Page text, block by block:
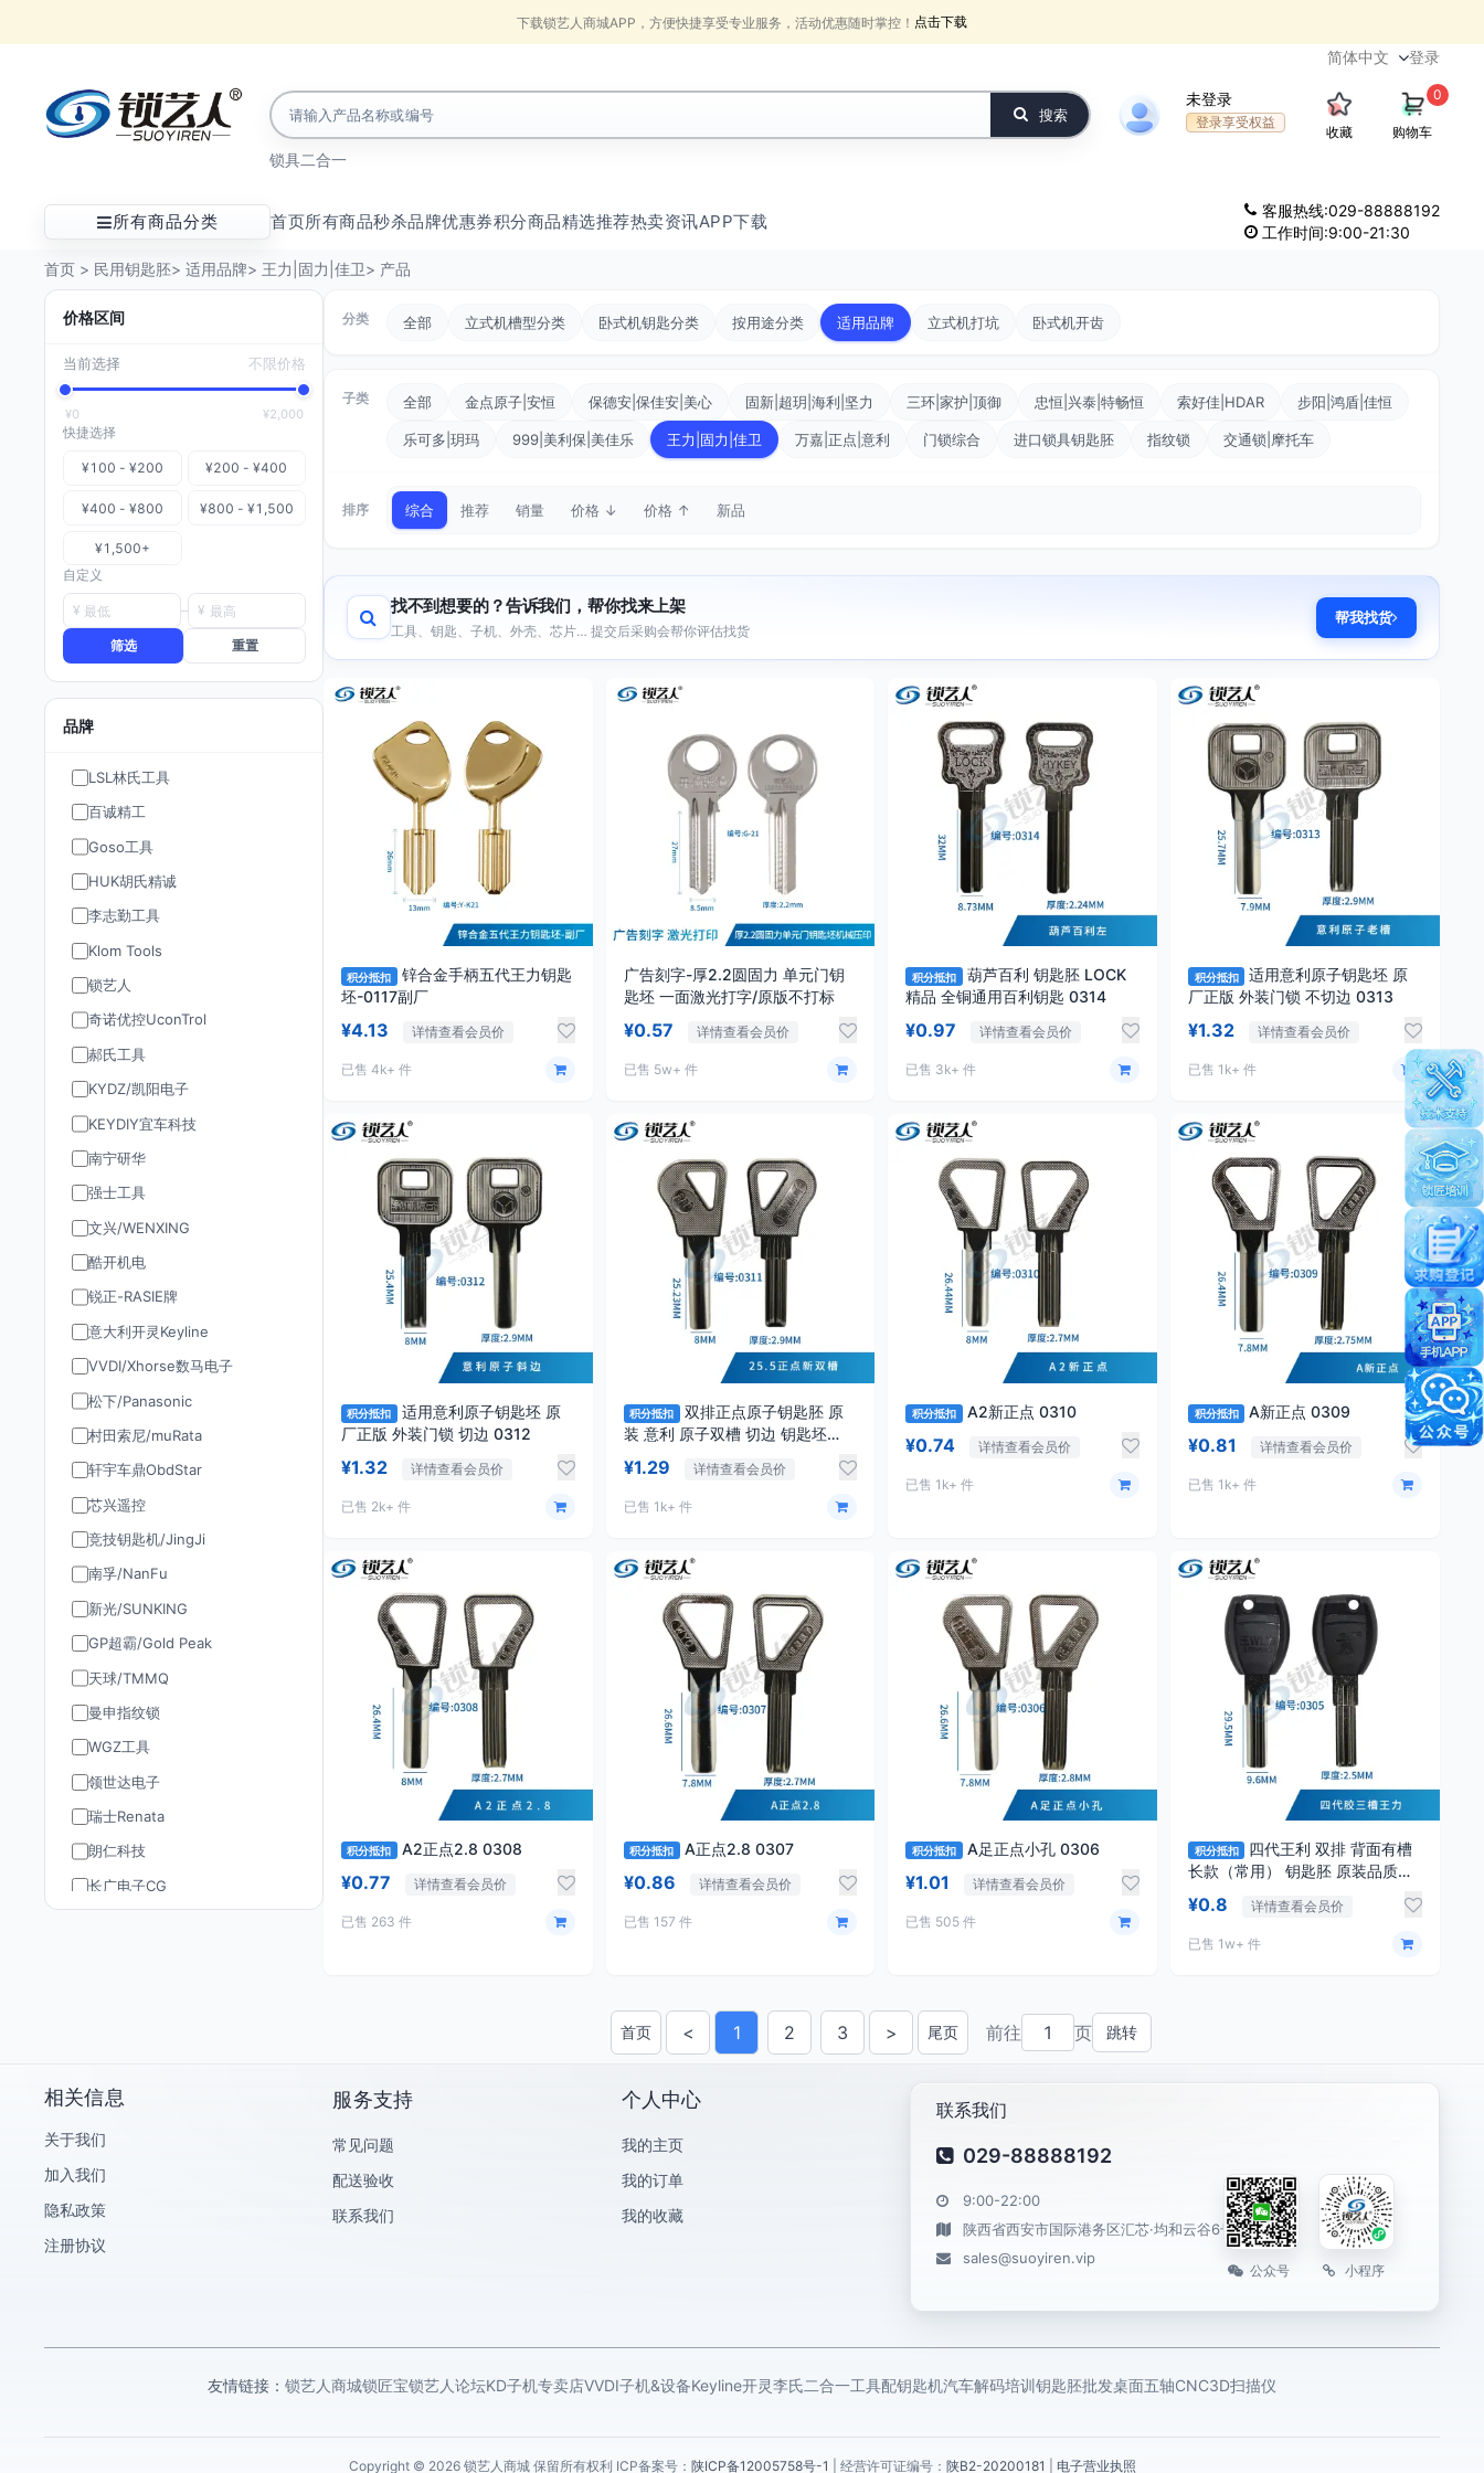
下载锁艺人商城APP，方便快捷享受专业服务，活动优惠随时掌控！ 点击下载
登录
搜索
锁具二合一
未登录
登录享受权益
收藏 购物车
0
所有商品分类 首页所有商品秒杀品牌优惠券积分商品精选推荐热卖资讯APP下载
客服热线:029-88888192
工作时间:9:00-21:30
首页 > 民用钥匙胚> 适用品牌> 王力|固力|佳卫> 产品
价格区间
当前选择 不限价格
¥0 ¥2,000
快捷选择
¥100 - ¥200 ¥200 - ¥400
¥400 - ¥800 ¥800 - ¥1,500
¥1,500+
自定义
¥ ¥
筛选 重置
品牌
LSL林氏工具
百诚精工
Goso工具
HUK胡氏精诚
李志勤工具
Klom Tools
锁艺人
奇诺优控UconTrol
郝氏工具
KYDZ/凯阳电子
KEYDIY宜车科技
南宁研华
强士工具
文兴/WENXING
酷开机电
锐正-RASIE牌
意大利开灵Keyline
VVDI/Xhorse数马电子
松下/Panasonic
村田索尼/muRata
轩宇车鼎ObdStar
芯兴遥控
竞技钥匙机/JingJi
南孚/NanFu
新光/SUNKING
GP超霸/Gold Peak
天球/TMMQ
曼申指纹锁
WGZ工具
领世达电子
瑞士Renata
朗仁科技
长广电子CG
艾栖
CK-AUTO KEY
分类 全部 立式机槽型分类 卧式机钥匙分类 按用途分类 适用品牌 立式机打坑 卧式机开齿
子类 全部 金点原子|安恒 保德安|保佳安|美心 固新|超玥|海利|坚力 三环|家护|顶御 忠恒|兴泰|特畅恒 索好佳|HDAR 步阳|鸿盾|佳恒
乐可多|玥玛 999|美利保|美佳乐 王力|固力|佳卫 万嘉|正点|意利 门锁综合 进口锁具钥匙胚 指纹锁 交通锁|摩托车
排序 综合 推荐 销量 价格 ↓ 价格 ↑ 新品
找不到想要的？告诉我们，帮你找来上架
工具、钥匙、子机、外壳、芯片… 提交后采购会帮你评估找货
帮我找货
积分抵扣
锌合金手柄五代王力钥匙
坯-0117副厂
¥4.13 详情查看会员价
已售 4k+ 件
广告刻字-厚2.2圆固力 单元门钥
匙坯 一面激光打字/原版不打标
¥0.57 详情查看会员价
已售 5w+ 件
积分抵扣
葫芦百利 钥匙胚 LOCK
精品 全铜通用百利钥匙 0314
¥0.97 详情查看会员价
已售 3k+ 件
积分抵扣
适用意利原子钥匙坯 原
厂正版 外装门锁 不切边 0313
¥1.32 详情查看会员价
已售 1k+ 件
积分抵扣
适用意利原子钥匙坯 原
厂正版 外装门锁 切边 0312
¥1.32 详情查看会员价
已售 2k+ 件
积分抵扣
双排正点原子钥匙胚 原
装 意利 原子双槽 切边 钥匙坯
¥1.29 详情查看会员价
已售 1k+ 件
积分抵扣 A2新正点 0310
¥0.74 详情查看会员价
已售 1k+ 件
积分抵扣 A新正点 0309
¥0.81 详情查看会员价
已售 1k+ 件
积分抵扣 A2正点2.8 0308
¥0.77 详情查看会员价
已售 263 件
积分抵扣 A正点2.8 0307
¥0.86 详情查看会员价
已售 157 件
积分抵扣 A足正点小孔 0306
¥1.01 详情查看会员价
已售 505 件
积分抵扣
四代王利 双排 背面有槽
长款（常用） 钥匙胚 原装品质
¥0.8 详情查看会员价
已售 1w+ 件
首页
上一页
< 1 2 3
下一页
> 尾页 前往 页 跳转
相关信息
关于我们
加入我们
隐私政策
注册协议
服务支持
常见问题
配送验收
联系我们
个人中心
我的主页
我的订单
我的收藏
联系我们
029-88888192
9:00-22:00
陕西省西安市国际港务区汇芯·均和云谷6号楼
sales@suoyiren.vip
公众号 小程序
友情链接： 锁艺人商城锁匠宝锁艺人论坛KD子机专卖店VVDI子机&设备Keyline开灵李氏二合一工具配钥匙机汽车解码培训钥匙胚批发桌面五轴CNC3D扫描仪
Copyright © 2026 锁艺人商城 保留所有权利 ICP备案号： 陕ICP备12005758号-1 | 经营许可证编号： 陕B2-20200181 电子营业执照